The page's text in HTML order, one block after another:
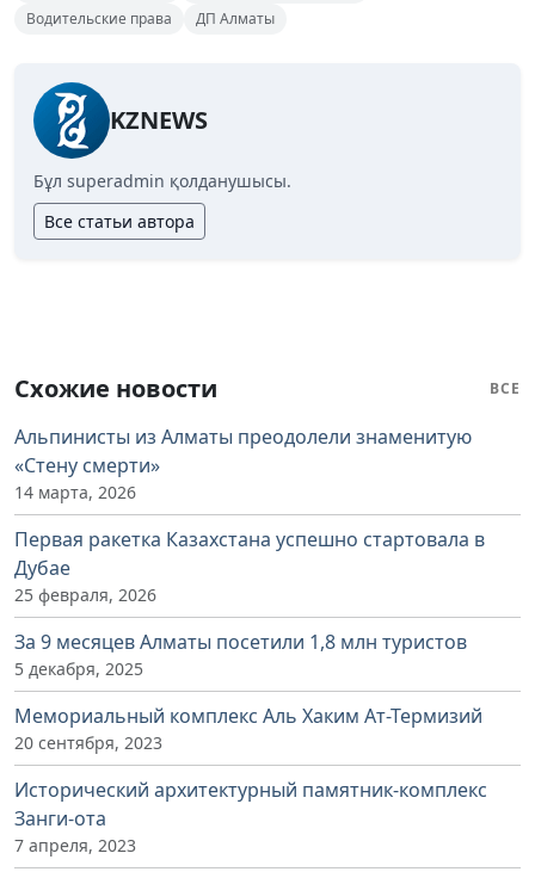
Водительские права
ДП Алматы
KZNEWS
Бұл superadmin қолданушысы.
Все статьи автора
Схожие новости ВСЕ
Альпинисты из Алматы преодолели знаменитую
«Стену смерти»
14 марта, 2026
Первая ракетка Казахстана успешно стартовала в
Дубае
25 февраля, 2026
За 9 месяцев Алматы посетили 1,8 млн туристов
5 декабря, 2025
Мемориальный комплекс Аль Хаким Ат-Термизий
20 сентября, 2023
Исторический архитектурный памятник-комплекс
Занги-ота
7 апреля, 2023